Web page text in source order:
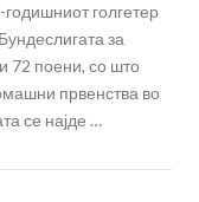
голгетер
за
72 поени, со што
првенства во
се најде …